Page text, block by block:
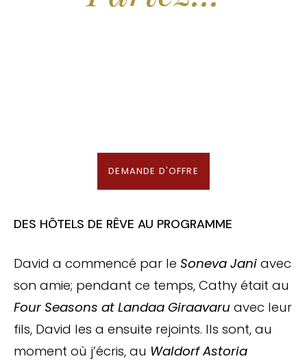
DEMANDE D'OFFRE
DES HÔTELS DE RÊVE AU PROGRAMME
David a commencé par le Soneva Jani avec
son amie; pendant ce temps, Cathy était au
Four Seasons at Landaa Giraavaru avec leur
fils, David les a ensuite rejoints. Ils sont, au
moment où j’écris, au Waldorf Astoria